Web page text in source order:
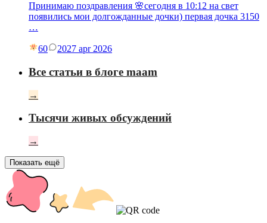
Принимаю поздравления 🌸сегодня в 10:12 на свет
появились мои долгожданные дочки) первая дочка 3150
…
60 2027 apr 2026
Все статьи в блоге maam
→
Тысячи живых обсуждений
→
Показать ещё